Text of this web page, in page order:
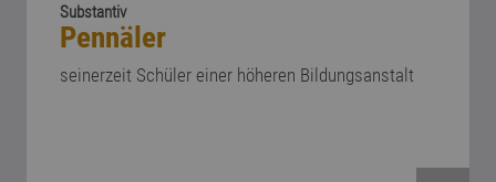
Substantiv
Pennäler
seinerzeit Schüler einer höheren Bildungsanstalt